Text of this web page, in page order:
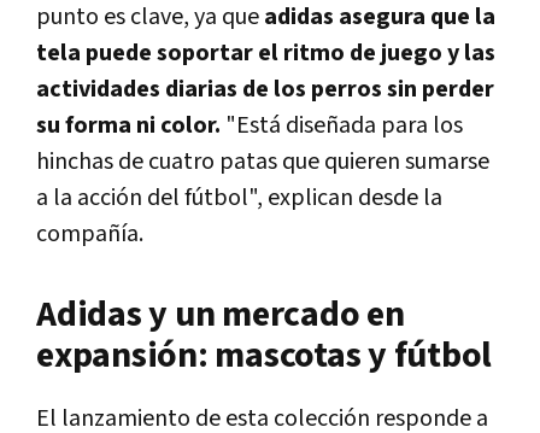
punto es clave, ya queadidas asegura que la
tela puede soportar el ritmo de juego y las
actividades diarias de los perros sin perder
su forma ni color. "Está diseñada para los
hinchas de cuatro patas que quieren sumarse
a la acción del fútbol", explican desde la
compañía.
Adidas y un mercado en
expansión: mascotas y fútbol
El lanzamiento de esta colección responde a